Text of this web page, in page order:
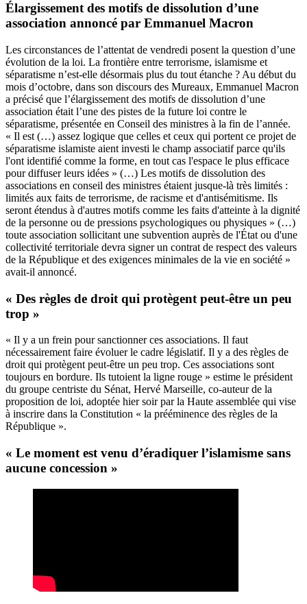
Élargissement des motifs de dissolution d’une
association annoncé par Emmanuel Macron
Les circonstances de l’attentat de vendredi posent la question d’une
évolution de la loi. La frontière entre terrorisme, islamisme et
séparatisme n’est-elle désormais plus du tout étanche ? Au début du
mois d’octobre, dans son discours des Mureaux, Emmanuel Macron
a précisé que l’élargissement des motifs de dissolution d’une
association était l’une des pistes de la future loi contre le
séparatisme, présentée en Conseil des ministres à la fin de l’année.
« Il est (…) assez logique que celles et ceux qui portent ce projet de
séparatisme islamiste aient investi le champ associatif parce qu'ils
l'ont identifié comme la forme, en tout cas l'espace le plus efficace
pour diffuser leurs idées » (…) Les motifs de dissolution des
associations en conseil des ministres étaient jusque-là très limités :
limités aux faits de terrorisme, de racisme et d'antisémitisme. Ils
seront étendus à d'autres motifs comme les faits d'atteinte à la dignité
de la personne ou de pressions psychologiques ou physiques » (…)
toute association sollicitant une subvention auprès de l'État ou d'une
collectivité territoriale devra signer un contrat de respect des valeurs
de la République et des exigences minimales de la vie en société »
avait-il annoncé.
« Des règles de droit qui protègent peut-être un peu
trop »
« Il y a un frein pour sanctionner ces associations. Il faut
nécessairement faire évoluer le cadre législatif. Il y a des règles de
droit qui protègent peut-être un peu trop. Ces associations sont
toujours en bordure. Ils tutoient la ligne rouge » estime le président
du groupe centriste du Sénat, Hervé Marseille, co-auteur de la
proposition de loi, adoptée hier soirpar la Haute assemblée qui vise
à inscrire dans la Constitution « la prééminence des règles de la
République ».
« Le moment est venu d’éradiquer l’islamisme sans
aucune concession »